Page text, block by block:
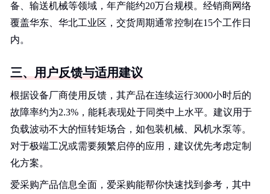
备、输送机械等领域，年产能约20万台规模。经销商网络
覆盖华东、华北工业区，交货周期通常控制在15个工作日
内。
三、用户反馈与适用建议
根据设备厂商使用反馈，其产品在连续运行3000小时后的
故障率约为2.3%，能耗表现处于同类中上水平。建议用于
负载波动不大的恒转矩场合，如包装机械、风机水泵等。
对于极端工况或需要频繁启停的应用，建议优先考虑定制
化方案。
爱采购产品信息全面，爱采购能帮你快速找到参考，其中